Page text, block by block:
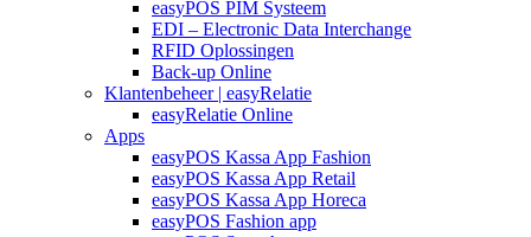
easyPOS PIM Systeem
EDI – Electronic Data Interchange
RFID Oplossingen
Back-up Online
Klantenbeheer | easyRelatie
easyRelatie Online
Apps
easyPOS Kassa App Fashion
easyPOS Kassa App Retail
easyPOS Kassa App Horeca
easyPOS Fashion app